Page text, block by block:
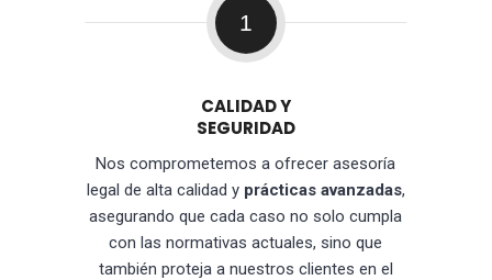
1
CALIDAD Y
SEGURIDAD
Nos comprometemos a ofrecer asesoría
legal de alta calidad y prácticas avanzadas,
asegurando que cada caso no solo cumpla
con las normativas actuales, sino que
también proteja a nuestros clientes en el